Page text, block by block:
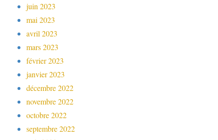
juin 2023
mai 2023
avril 2023
mars 2023
février 2023
janvier 2023
décembre 2022
novembre 2022
octobre 2022
septembre 2022